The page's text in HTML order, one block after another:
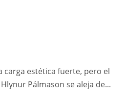
carga estética fuerte, pero el
Pálmason se aleja de...